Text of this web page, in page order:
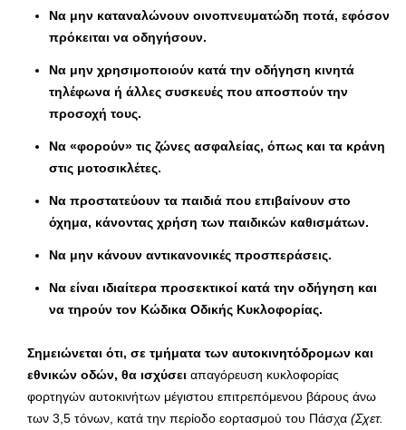
Να μην καταναλώνουν οινοπνευματώδη ποτά, εφόσον
πρόκειται να οδηγήσουν.
Να μην χρησιμοποιούν κατά την οδήγηση κινητά
τηλέφωνα ή άλλες συσκευές που αποσπούν την
προσοχή τους.
Να «φορούν» τις ζώνες ασφαλείας, όπως και τα κράνη
στις μοτοσικλέτες.
Να προστατεύουν τα παιδιά που επιβαίνουν στο
όχημα, κάνοντας χρήση των παιδικών καθισμάτων.
Να μην κάνουν αντικανονικές προσπεράσεις.
Να είναι ιδιαίτερα προσεκτικοί κατά την οδήγηση και
να τηρούν τον Κώδικα Οδικής Κυκλοφορίας.
Σημειώνεται ότι, σε τμήματα των αυτοκινητόδρομων και
εθνικών οδών, θα ισχύσει απαγόρευση κυκλοφορίας
φορτηγών αυτοκινήτων μέγιστου επιτρεπόμενου βάρους άνω
των 3,5 τόνων, κατά την περίοδο εορτασμού του Πάσχα (Σχετ.